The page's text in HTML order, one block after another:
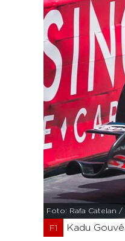
Foto: Rafa Catelan /
F1 Kadu